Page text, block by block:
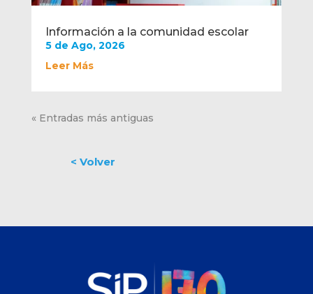
Información a la comunidad escolar
5 de Ago, 2026
Leer Más
« Entradas más antiguas